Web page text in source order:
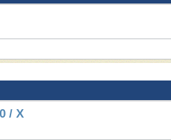
/ X